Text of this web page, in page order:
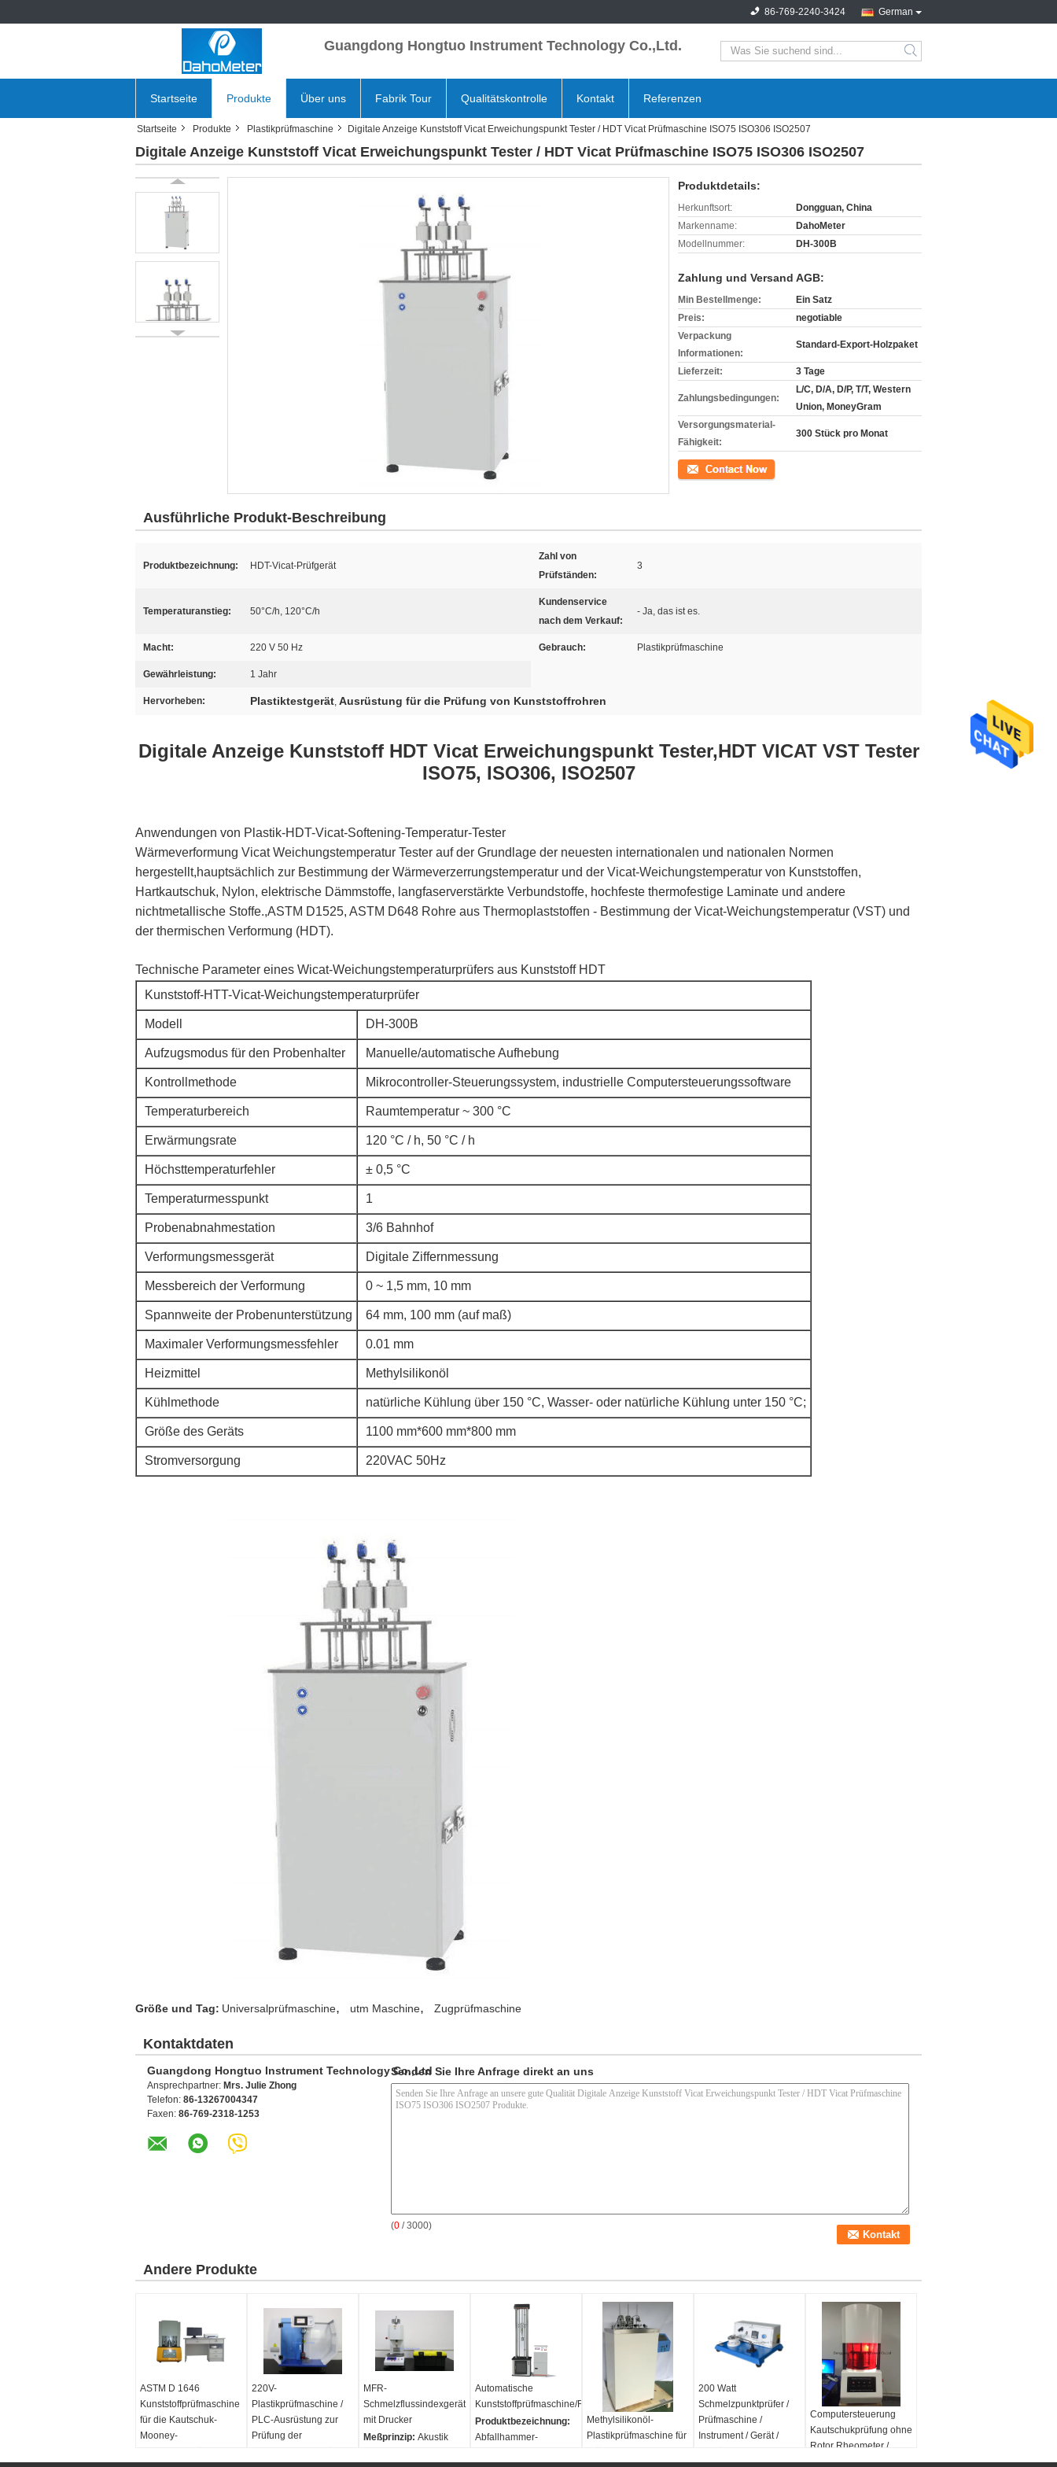
German
86-769-2240-3424
Guangdong Hongtuo Instrument Technology Co.,Ltd.
search
Startseite Produkte Über uns Fabrik Tour Qualitätskontrolle Kontakt Referenzen
Startseite Produkte Plastikprüfmaschine Digitale Anzeige Kunststoff Vicat Erweichungspunkt Tester / HDT Vicat Prüfmaschine ISO75 ISO306 ISO2507
Digitale Anzeige Kunststoff Vicat Erweichungspunkt Tester / HDT Vicat Prüfmaschine ISO75 ISO306 ISO2507
Produktdetails:
Herkunftsort:
Dongguan, China
Markenname:
DahoMeter
Modellnummer:
DH-300B
Zahlung und Versand AGB:
Min Bestellmenge:
Ein Satz
Preis:
negotiable
Verpackung
Informationen:
Standard-Export-Holzpaket
Lieferzeit: 3 Tage
Zahlungsbedingungen:
L/C, D/A, D/P, T/T, Western
Union, MoneyGram
Versorgungsmaterial-
Fähigkeit:
300 Stück pro Monat
Kontakt
Ausführliche Produkt-Beschreibung
Produktbezeichnung: HDT-Vicat-Prüfgerät
Zahl von
Prüfständen:
3
Temperaturanstieg: 50°C/h, 120°C/h
Kundenservice
nach dem Verkauf:
- Ja, das ist es.
Macht: 220 V 50 Hz Gebrauch: Plastikprüfmaschine
Gewährleistung: 1 Jahr
Hervorheben: Plastiktestgerät, Ausrüstung für die Prüfung von Kunststoffrohren
Digitale Anzeige Kunststoff HDT Vicat Erweichungspunkt Tester,HDT VICAT VST Tester
ISO75, ISO306, ISO2507
Anwendungen von Plastik-HDT-Vicat-Softening-Temperatur-Tester
Wärmeverformung Vicat Weichungstemperatur Tester auf der Grundlage der neuesten internationalen und nationalen Normen
hergestellt,hauptsächlich zur Bestimmung der Wärmeverzerrungstemperatur und der Vicat-Weichungstemperatur von Kunststoffen,
Hartkautschuk, Nylon, elektrische Dämmstoffe, langfaserverstärkte Verbundstoffe, hochfeste thermofestige Laminate und andere
nichtmetallische Stoffe.,ASTM D1525, ASTM D648 Rohre aus Thermoplaststoffen - Bestimmung der Vicat-Weichungstemperatur (VST) und
der thermischen Verformung (HDT).
Technische Parameter eines Wicat-Weichungstemperaturprüfers aus Kunststoff HDT
Kunststoff-HTT-Vicat-Weichungstemperaturprüfer
Modell DH-300B
Aufzugsmodus für den Probenhalter Manuelle/automatische Aufhebung
Kontrollmethode Mikrocontroller-Steuerungssystem, industrielle Computersteuerungssoftware
Temperaturbereich Raumtemperatur ~ 300 °C
Erwärmungsrate 120 °C / h, 50 °C / h
Höchsttemperaturfehler ± 0,5 °C
Temperaturmesspunkt 1
Probenabnahmestation 3/6 Bahnhof
Verformungsmessgerät Digitale Ziffernmessung
Messbereich der Verformung 0 ~ 1,5 mm, 10 mm
Spannweite der Probenunterstützung 64 mm, 100 mm (auf maß)
Maximaler Verformungsmessfehler 0.01 mm
Heizmittel Methylsilikonöl
Kühlmethode natürliche Kühlung über 150 °C, Wasser- oder natürliche Kühlung unter 150 °C;
Größe des Geräts 1100 mm*600 mm*800 mm
Stromversorgung 220VAC 50Hz
Größe und Tag: Universalprüfmaschine, utm Maschine, Zugprüfmaschine
Kontaktdaten
Guangdong Hongtuo Instrument Technology Co.,Ltd
Ansprechpartner: Mrs. Julie Zhong
Telefon: 86-13267004347
Faxen: 86-769-2318-1253
Senden Sie Ihre Anfrage direkt an uns
(0 / 3000)
Andere Produkte
ASTM D 1646
Kunststoffprüfmaschine
für die Kautschuk-
Mooney-
220V-
Plastikprüfmaschine /
PLC-Ausrüstung zur
Prüfung der
MFR-
Schmelzflussindexgerät
mit Drucker
Meßprinzip: Akustik
Automatische
Kunststoffprüfmaschine/Rohrfallgewichtsprüfgerät
Produktbezeichnung:
Abfallhammer-
Methylsilikonöl-
Plastikprüfmaschine für
200 Watt
Schmelzpunktprüfer /
Prüfmaschine /
Instrument / Gerät /
Computersteuerung
Kautschukprüfung ohne
Rotor Rheometer /
Kautschukprüfung